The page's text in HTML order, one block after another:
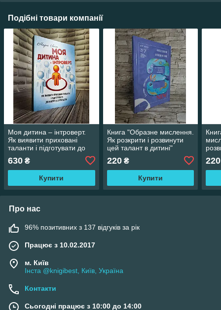
Подібні товари компанії
Моя дитина – інтроверт.
Як виявити приховані
таланти і підготувати до
630 ₴
Купити
Книга "Образне мислення.
Як розкрити і розвинути
цей талант в дитині"
220₴
Купити
220
Про нас
96% позитивних з 137 відгуків за рік
Працює з 10.02.2017
м. Київ
Інста @knigibest, Київ, Україна
Контакти
Сьогодні працює з 10:00 до 14:00